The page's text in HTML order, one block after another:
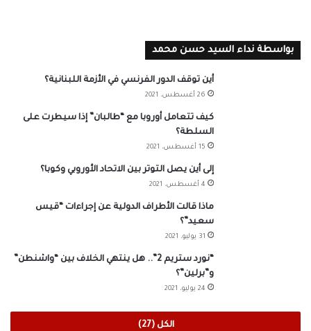
بواسطة نداء السيد حسن محمد
أين توقف الدور الفرنسي في الأزمة اللبنانية؟
26 أغسطس، 2021
كيف تتعامل أوروبا مع “طالبان” إذا سيطرت على
السلطة؟
15 أغسطس، 2021
إلى أين يصل التوتر بين الاتحاد الأوروبي وكوبا؟
4 أغسطس، 2021
ماذا قالت الأطراف الدولية عن إجراءات “قيس
سعيد”؟
31 يوليو، 2021
“نورد ستريم 2”.. هل ينتهي الخلاف بين “واشنطن”
و”برلين”؟
24 يوليو، 2021
الكل (27)